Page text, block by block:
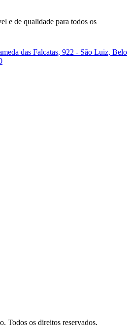
e de qualidade para todos os
das Falcatas, 922 - São Luiz, Belo
. Todos os direitos reservados.